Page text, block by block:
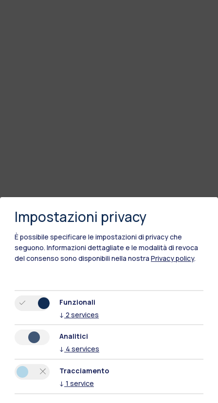
Polimi Community
Tutti i siti dell’ecosistema
Impostazioni privacy
È possibile specificare le impostazioni di privacy che
seguono. Informazioni dettagliate e le modalità di revoca
del consenso sono disponibili nella nostra Privacy policy.
Funzionali
↓ 2 services
Analitici
↓ 4 services
Tracciamento
↓ 1 service